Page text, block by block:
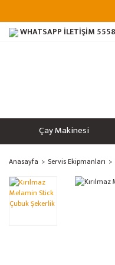
WHATSAPP İLETİŞİM
Çay Makinesi
Anasayfa Servis Ekipmanları